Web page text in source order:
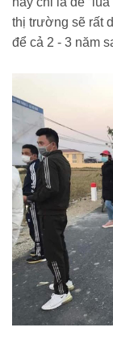
thị trường sẽ rất
để cả 2 - 3 năm